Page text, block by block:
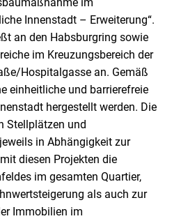
Innenstadt – Erweiterung“.
an den Habsburgring sowie
im Kreuzungsbereich der
Hospitalgasse an. Gemäß
einheitliche und barrierefreie
hergestellt werden. Die
Stellplätzen und
in Abhängigkeit zur
diesen Projekten die
im gesamten Quartier,
als auch zur
Immobilien im